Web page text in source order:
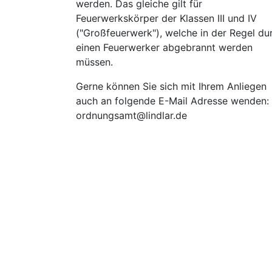
werden. Das gleiche gilt für
Feuerwerkskörper der Klassen III und IV
("Großfeuerwerk"), welche in der Regel
einen Feuerwerker abgebrannt werden
müssen.
Gerne können Sie sich mit Ihrem Anliegen
auch an folgende E-Mail Adresse wenden:
ordnungsamt@lindlar.de